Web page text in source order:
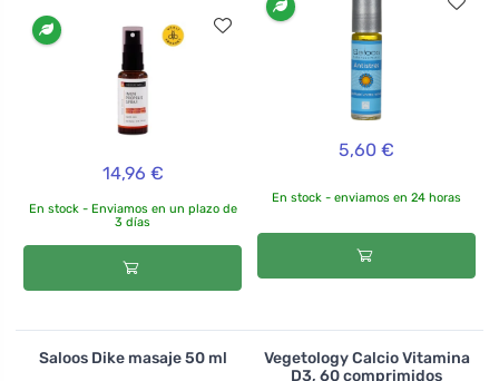
14,96 €
En stock - Enviamos en un plazo de
3 días
5,60 €
En stock - enviamos en 24 horas
Saloos Dike masaje 50 ml
Vegetology Calcio Vitamina
D3, 60 comprimidos